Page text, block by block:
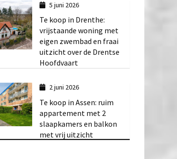
5 juni 2026
Te koop in Drenthe:
vrijstaande woning met
eigen zwembad en fraai
uitzicht over de Drentse
Hoofdvaart
2 juni 2026
Te koop in Assen: ruim
appartement met 2
slaapkamers en balkon
met vrij uitzicht